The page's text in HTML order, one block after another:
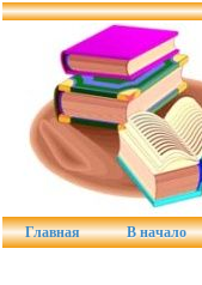
Главная В начало